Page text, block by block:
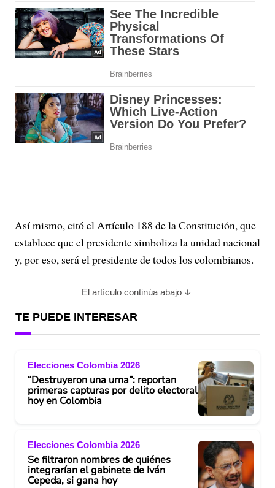
Así mismo, citó el Artículo 188 de la Constitución, que
establece que el presidente simboliza la unidad nacional
y, por eso, será el presidente de todos los colombianos.
El artículo continúa abajo
TE PUEDE INTERESAR
Elecciones Colombia 2026
“Destruyeron una urna”: reportan
primeras capturas por delito electoral
hoy en Colombia
Elecciones Colombia 2026
Se filtraron nombres de quiénes
integrarían el gabinete de Iván
Cepeda, si gana hoy